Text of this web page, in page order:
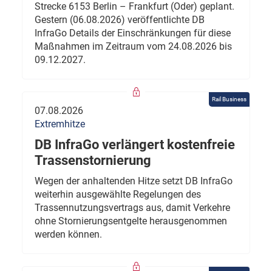
Strecke 6153 Berlin – Frankfurt (Oder) geplant.
Gestern (06.08.2026) veröffentlichte DB
InfraGo Details der Einschränkungen für diese
Maßnahmen im Zeitraum vom 24.08.2026 bis
09.12.2027.
Rail Business
07.08.2026
Extremhitze
DB InfraGo verlängert kostenfreie
Trassenstornierung
Wegen der anhaltenden Hitze setzt DB InfraGo
weiterhin ausgewählte Regelungen des
Trassennutzungsvertrags aus, damit Verkehre
ohne Stornierungsentgelte herausgenommen
werden können.